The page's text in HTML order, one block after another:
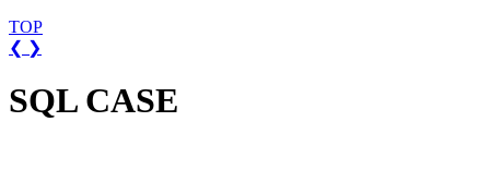
TOP
❮ ❯
SQL CASE